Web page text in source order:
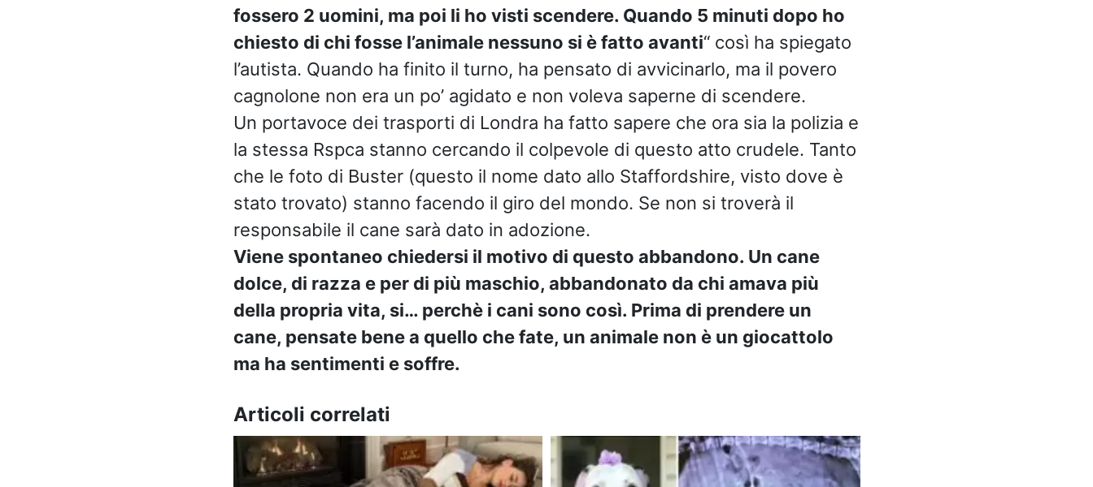
fossero 2 uomini, ma poi li ho visti scendere. Quando 5 minuti dopo ho
chiesto di chi fosse l’animale nessuno si è fatto avanti“ così ha spiegato
l’autista. Quando ha finito il turno, ha pensato di avvicinarlo, ma il povero
cagnolone non era un po’ agidato e non voleva saperne di scendere.
Un portavoce dei trasporti di Londra ha fatto sapere che ora sia la polizia e
la stessa Rspca stanno cercando il colpevole di questo atto crudele. Tanto
che le foto di Buster (questo il nome dato allo Staffordshire, visto dove è
stato trovato) stanno facendo il giro del mondo. Se non si troverà il
responsabile il cane sarà dato in adozione.
Viene spontaneo chiedersi il motivo di questo abbandono. Un cane
dolce, di razza e per di più maschio, abbandonato da chi amava più
della propria vita, si… perchè i cani sono così. Prima di prendere un
cane, pensate bene a quello che fate, un animale non è un giocattolo
ma ha sentimenti e soffre.
Articoli correlati